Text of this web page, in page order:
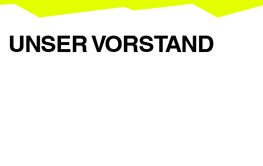
UNSER VORSTAND